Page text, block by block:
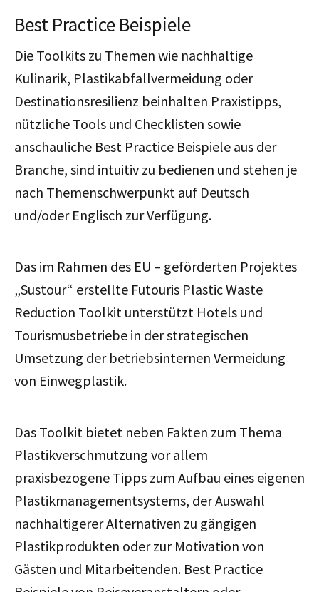
Best Practice Beispiele
Die Toolkits zu Themen wie nachhaltige
Kulinarik, Plastikabfallvermeidung oder
Destinationsresilienz beinhalten Praxistipps,
nützliche Tools und Checklisten sowie
anschauliche Best Practice Beispiele aus der
Branche, sind intuitiv zu bedienen und stehen je
nach Themenschwerpunkt auf Deutsch
und/oder Englisch zur Verfügung.
Das im Rahmen des EU – geförderten Projektes
„Sustour“ erstellte Futouris Plastic Waste
Reduction Toolkit unterstützt Hotels und
Tourismusbetriebe in der strategischen
Umsetzung der betriebsinternen Vermeidung
von Einwegplastik.
Das Toolkit bietet neben Fakten zum Thema
Plastikverschmutzung vor allem
praxisbezogene Tipps zum Aufbau eines eigenen
Plastikmanagementsystems, der Auswahl
nachhaltigerer Alternativen zu gängigen
Plastikprodukten oder zur Motivation von
Gästen und Mitarbeitenden. Best Practice